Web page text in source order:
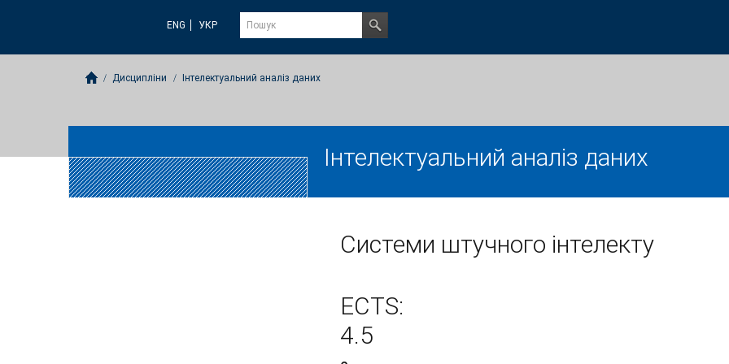
ENG УКР
Дисципліни Інтелектуальний аналіз даних
Інтелектуальний аналіз даних
Системи штучного інтелекту
ECTS:
4.5